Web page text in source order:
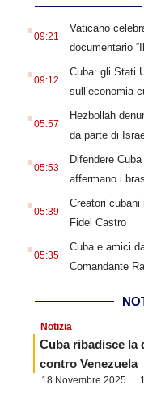
. 09:21
Vaticano
documentario
. 09:12
Cuba: gli Stati
sull’economia
. 05:57
Hezbollah
da parte di
. 05:53
Difendere
affermano i
. 05:39
Creatori cubani
Fidel Castro
. 05:35
Cuba e amici
Comandante
Notizia
Cuba ribadisce la
contro Venezuela
18 Novembre 2025